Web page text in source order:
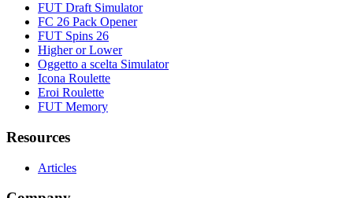
FUT Draft Simulator
FC 26 Pack Opener
FUT Spins 26
Higher or Lower
Oggetto a scelta Simulator
Icona Roulette
Eroi Roulette
FUT Memory
Resources
Articles